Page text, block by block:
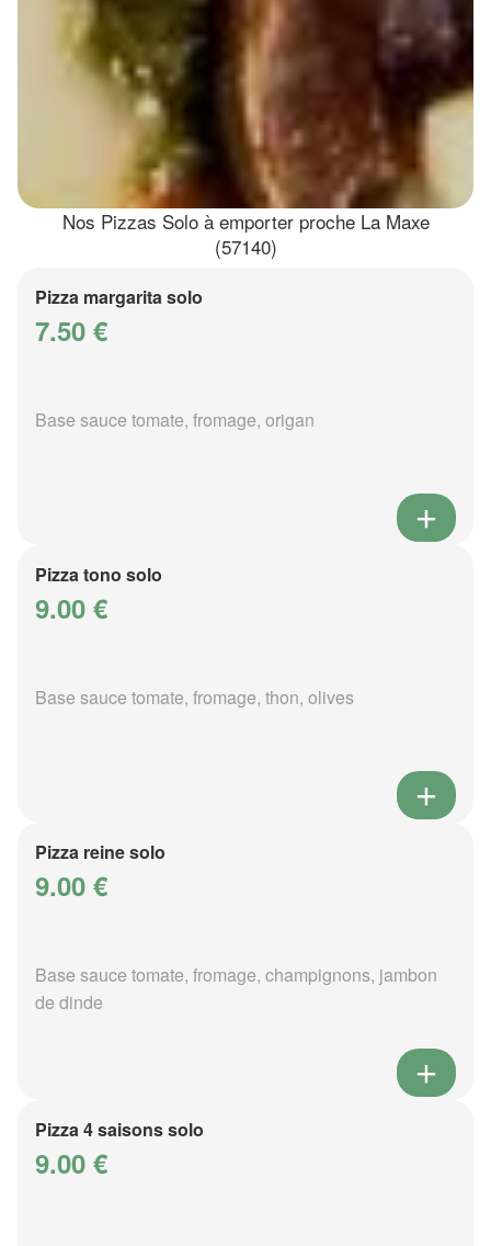
Nos Pizzas Solo à emporter proche La Maxe
(57140)
Pizza margarita solo
7.50 €
Base sauce tomate, fromage, origan
Pizza tono solo
9.00 €
Base sauce tomate, fromage, thon, olives
Pizza reine solo
9.00 €
Base sauce tomate, fromage, champignons, jambon
de dinde
Pizza 4 saisons solo
9.00 €